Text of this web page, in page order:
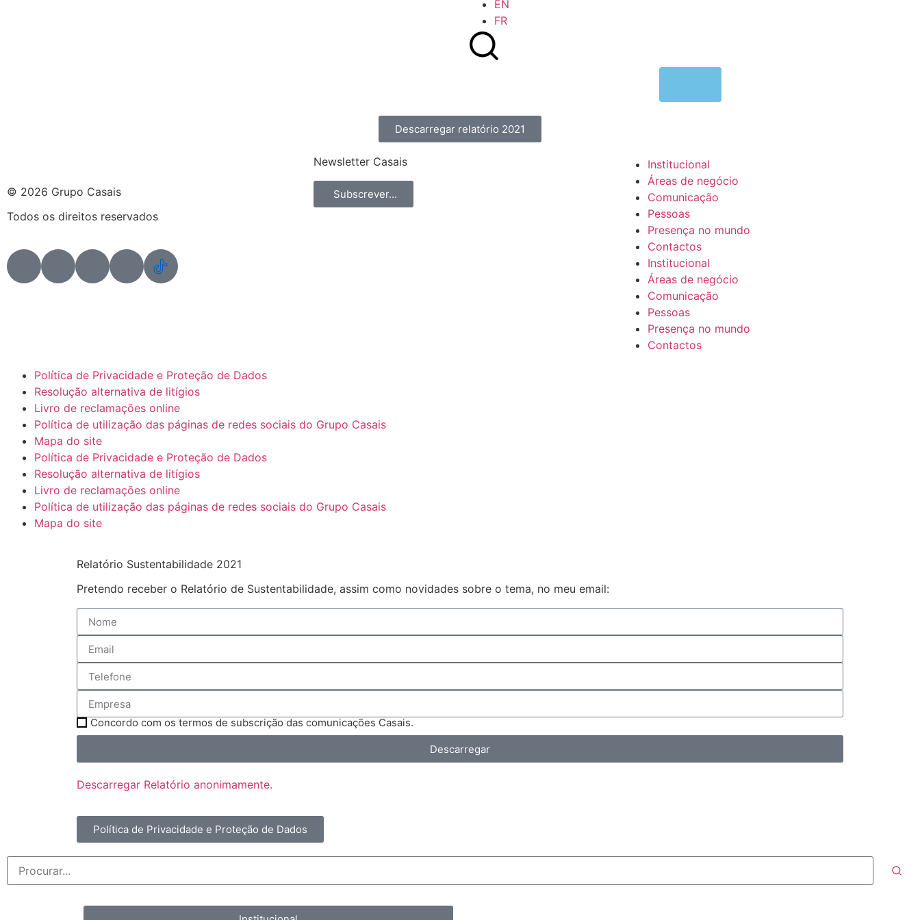
EN
FR
Descarregar relatório 2021
© 2026 Grupo Casais
Todos os direitos reservados
Newsletter Casais
Subscrever...
Institucional
Áreas de negócio
Comunicação
Pessoas
Presença no mundo
Contactos
Institucional
Áreas de negócio
Comunicação
Pessoas
Presença no mundo
Contactos
Política de Privacidade e Proteção de Dados
Resolução alternativa de litígios
Livro de reclamações online
Política de utilização das páginas de redes sociais do Grupo Casais
Mapa do site
Política de Privacidade e Proteção de Dados
Resolução alternativa de litígios
Livro de reclamações online
Política de utilização das páginas de redes sociais do Grupo Casais
Mapa do site
Relatório Sustentabilidade 2021
Pretendo receber o Relatório de Sustentabilidade, assim como novidades sobre o tema, no meu email:
Concordo com os termos de subscrição das comunicações Casais.
Descarregar
Descarregar Relatório anonimamente.
Política de Privacidade e Proteção de Dados